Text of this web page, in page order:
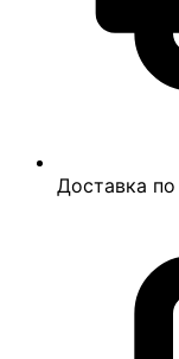
Доставка